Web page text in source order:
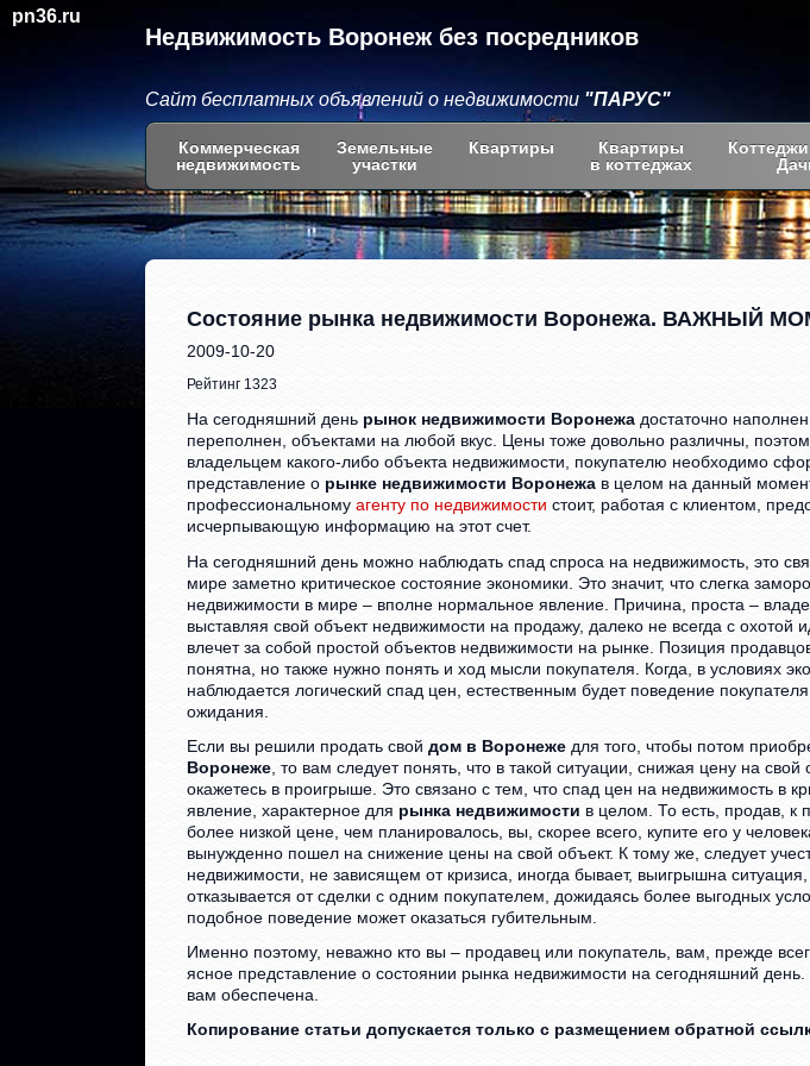
pn36.ru
Недвижимость Воронеж без посредников
Сайт бесплатных объявлений о недвижимости "ПАРУС"
Коммерческая
недвижимость
Земельные
участки
Квартиры
Квартиры
в коттеджах
Состояние рынка недвижимости Воронежа. ВАЖНЫЙ
2009-10-20
Рейтинг 1323
На сегодняшний день рынок недвижимости Воронежа достаточно
переполнен, объектами на любой вкус. Цены тоже довольно различны,
владельцем какого-либо объекта недвижимости, покупателю необходимо
представление о рынке недвижимости Воронежа в целом на данный
профессиональному агенту по недвижимости стоит, работая с клиентом,
исчерпывающую информацию на этот счет.
На сегодняшний день можно наблюдать спад спроса на недвижимость, это
мире заметно критическое состояние экономики. Это значит, что слегка
недвижимости в мире – вполне нормальное явление. Причина, проста –
выставляя свой объект недвижимости на продажу, далеко не всегда с охотой
влечет за собой простой объектов недвижимости на рынке. Позиция
понятна, но также нужно понять и ход мысли покупателя. Когда, в условиях
наблюдается логический спад цен, естественным будет поведение
ожидания.
Если вы решили продать свой дом в Воронеже для того, чтобы потом
Воронеже , то вам следует понять, что в такой ситуации, снижая цену на свой
окажетесь в проигрыше. Это связано с тем, что спад цен на недвижимость в
явление, характерное для рынка недвижимости в целом. То есть, продав, к
более низкой цене, чем планировалось, вы, скорее всего, купите его у
вынужденно пошел на снижение цены на свой объект. К тому же, следует
недвижимости, не зависящем от кризиса, иногда бывает, выигрышна
отказывается от сделки с одним покупателем, дожидаясь более выгодных
подобное поведение может оказаться губительным.
Именно поэтому, неважно кто вы – продавец или покупатель, вам, прежде
ясное представление о состоянии рынка недвижимости на сегодняшний день.
вам обеспечена.
Копирование статьи допускается только с размещением обратной